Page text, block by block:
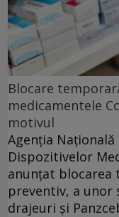
Blocare
medicamentele
motivul
Agenția
Dispozitivelor
anunţat blocarea
preventiv, a unor
drajeuri și